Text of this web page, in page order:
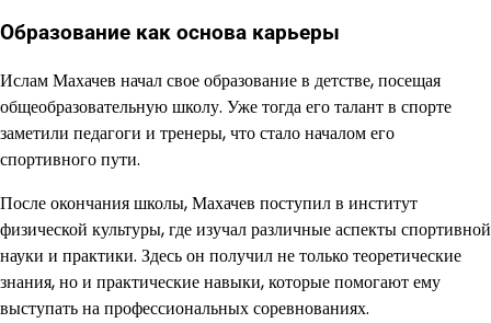
Образование как основа карьеры
Ислам Махачев начал свое образование в детстве, посещая
общеобразовательную школу. Уже тогда его талант в спорте
заметили педагоги и тренеры, что стало началом его
спортивного пути.
После окончания школы, Махачев поступил в институт
физической культуры, где изучал различные аспекты спортивной
науки и практики. Здесь он получил не только теоретические
знания, но и практические навыки, которые помогают ему
выступать на профессиональных соревнованиях.